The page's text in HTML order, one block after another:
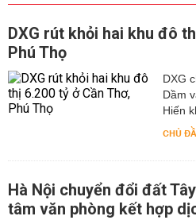
DXG rút khỏi hai khu đô
Phú Thọ
DXG
Dầm
Hiến
CHỦ
Hà Nội chuyển đổi đất
tâm văn phòng kết hợp